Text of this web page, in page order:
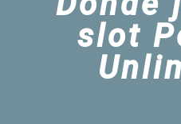
slot